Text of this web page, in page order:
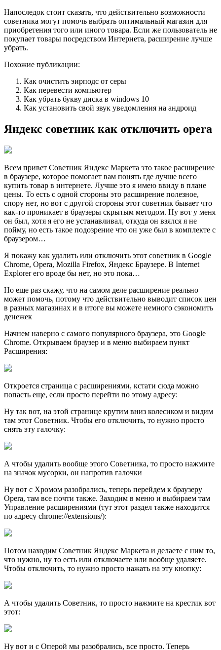
Напоследок стоит сказать, что действительно возможности
советника могут помочь выбрать оптимальный магазин для
приобретения того или иного товара. Если же пользователь не
покупает товары посредством Интернета, расширение лучше
убрать.
Похожие публикации:
Как очистить эирподс от серы
Как перевести компьютер
Как убрать букву диска в windows 10
Как установить свой звук уведомления на андроид
Яндекс советник как отключить opera
Всем привет Советник Яндекс Маркета это такое расширение
в браузере, которое помогает вам понять где лучше всего
купить товар в интернете. Лучше это я имею ввиду в плане
цены. То есть с одной стороны это расширение полезное,
спору нет, но вот с другой стороны этот советник бывает что
как-то проникает в браузеры скрытым методом. Ну вот у меня
он был, хотя я его не устанавливал, откуда он взялся я не
пойму, но есть такое подозрение что он уже был в комплекте с
браузером…
Я покажу как удалить или отключить этот советник в Google
Chrome, Opera, Mozilla Firefox, Яндекс Браузере. В Internet
Explorer его вроде бы нет, но это пока…
Но еще раз скажу, что на самом деле расширение реально
может помочь, потому что действительно выводит список цен
в разных магазинах и в итоге вы можете немного сэкономить
денежек
Начнем наверно с самого популярного браузера, это Google
Chrome. Открываем браузер и в меню выбираем пункт
Расширения:
Откроется страница с расширениями, кстати сюда можно
попасть еще, если просто перейти по этому адресу:
Ну так вот, на этой странице крутим вниз колесиком и видим
там этот Советник. Чтобы его отключить, то нужно просто
снять эту галочку:
А чтобы удалить вообще этого Советника, то просто нажмите
на значок мусорки, он напротив галочки
Ну вот с Хромом разобрались, теперь перейдем к браузеру
Opera, там все почти также. Заходим в меню и выбираем там
Управление расширениями (тут этот раздел также находится
по адресу chrome://extensions/):
Потом находим Советник Яндекс Маркета и делаете с ним то,
что нужно, ну то есть или отключаете или вообще удаляете.
Чтобы отключить, то нужно просто нажать на эту кнопку:
А чтобы удалить Советник, то просто нажмите на крестик вот
этот:
Ну вот и с Оперой мы разобрались, все просто. Теперь